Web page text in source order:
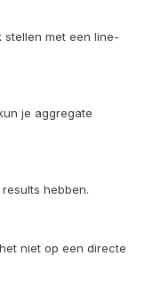
stellen met een line-
je aggregate
hebben.
niet op een directe